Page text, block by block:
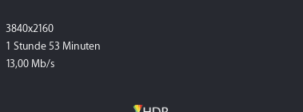
3840x2160
1 Stunde 53 Minuten
13,00 Mb/s